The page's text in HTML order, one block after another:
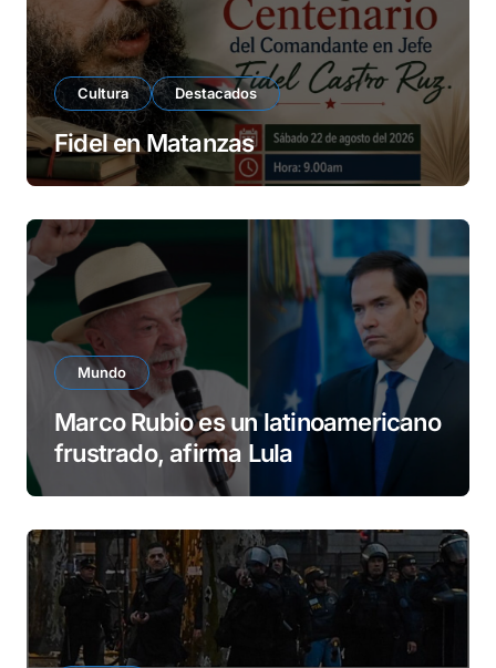
Cultura Destacados
Fidel en Matanzas
Mundo
Marco Rubio es un latinoamericano
frustrado, afirma Lula